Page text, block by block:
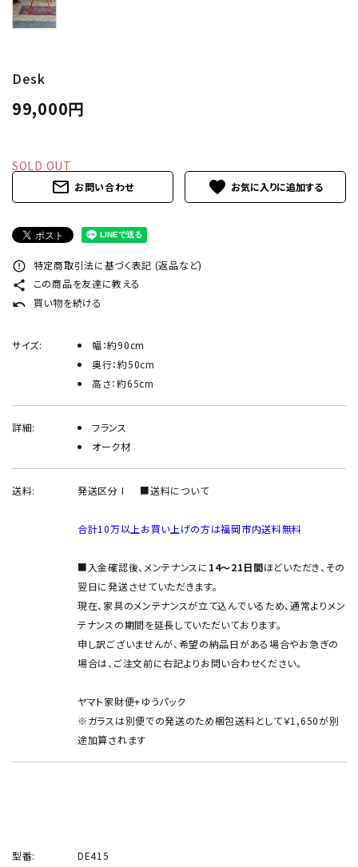
納品事例
エキシビジョン・展示会
過去販売
ACCOUNT MENU
meeting_room person
Desk
99,000円
SOLD OUT
mail_outline お問い合わせ favorite
error_outline 特定商取引法に基づく表記 (返品など)
share この商品を友達に教える
undo 買い物を続ける
サイズ:
幅：約90cm
奥行：約50cm
高さ：約65cm
詳細:
フランス
オーク材
送料: 発送区分 I ■送料について
合計10万以上お買い上げの方は福岡市内送料無料
■入金確認後、メンテナンスに 14～21日間ほどいただき、その
翌日に発送させていただきます。
現在、家具のメンテナンスが立て込んでいるため、通常よりメン
テナンスの期間を延長していただいております。
申し訳ございませんが、希望の納品日がある場合やお急ぎの
場合は、ご注文前に右記よりお問い合わせください。
ヤマト家財便+ゆうパック
※ガラスは別便での発送のため梱包送料として￥1,650が別
途加算されます
型番: DE415